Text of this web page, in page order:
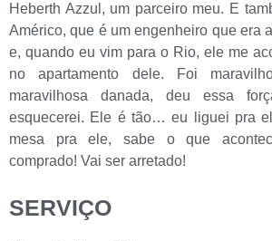
Heberth Azzul, um parceiro meu. E
Américo, que é um engenheiro que era
e, quando eu vim para o Rio, ele me
no apartamento dele. Foi
maravilhosa danada, deu essa
esquecerei. Ele é tão… eu liguei pra
mesa pra ele, sabe o que
comprado! Vai ser arretado!
SERVIÇO